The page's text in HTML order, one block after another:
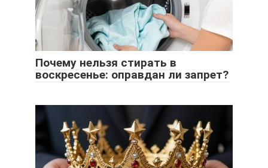
Почему нельзя стирать в
воскресенье: оправдан ли запрет?